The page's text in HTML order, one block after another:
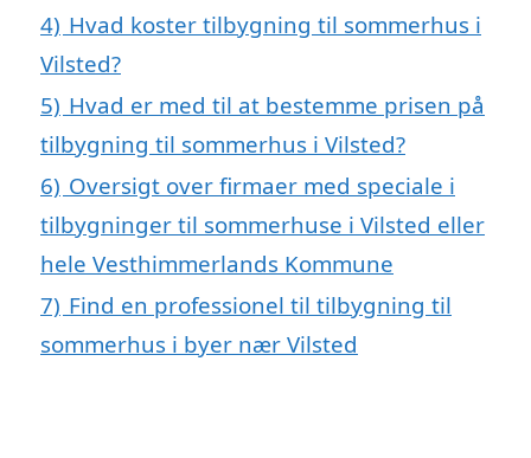
4) Hvad koster tilbygning til sommerhus i
Vilsted?
5) Hvad er med til at bestemme prisen på
tilbygning til sommerhus i Vilsted?
6) Oversigt over firmaer med speciale i
tilbygninger til sommerhuse i Vilsted eller
hele Vesthimmerlands Kommune
7) Find en professionel til tilbygning til
sommerhus i byer nær Vilsted